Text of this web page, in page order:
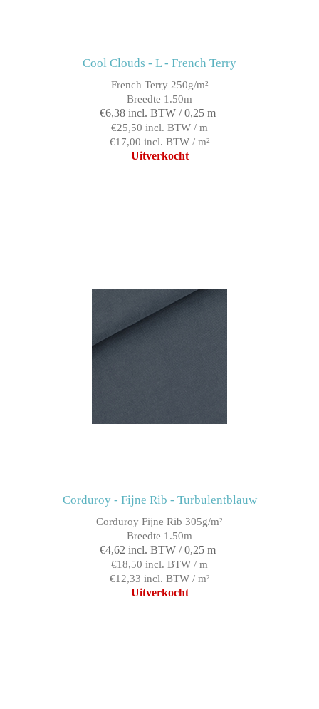
Cool Clouds - L - French Terry
French Terry 250g/m²
Breedte 1.50m
€6,38 incl. BTW / 0,25 m
€25,50 incl. BTW / m
€17,00 incl. BTW / m²
Uitverkocht
Corduroy - Fijne Rib - Turbulentblauw
Corduroy Fijne Rib 305g/m²
Breedte 1.50m
€4,62 incl. BTW / 0,25 m
€18,50 incl. BTW / m
€12,33 incl. BTW / m²
Uitverkocht